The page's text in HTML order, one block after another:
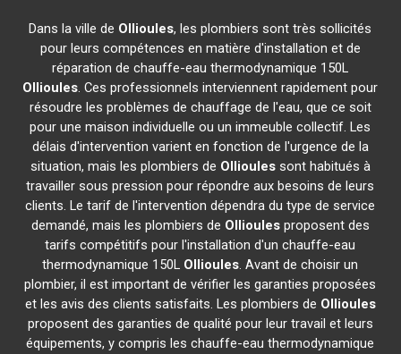
Dans la ville de Ollioules, les plombiers sont très sollicités
pour leurs compétences en matière d'installation et de
réparation de chauffe-eau thermodynamique 150L
Ollioules. Ces professionnels interviennent rapidement pour
résoudre les problèmes de chauffage de l'eau, que ce soit
pour une maison individuelle ou un immeuble collectif. Les
délais d'intervention varient en fonction de l'urgence de la
situation, mais les plombiers de Ollioulessont habitués à
travailler sous pression pour répondre aux besoins de leurs
clients. Le tarif de l'intervention dépendra du type de service
demandé, mais les plombiers de Ollioulesproposent des
tarifs compétitifs pour l'installation d'un chauffe-eau
thermodynamique 150L Ollioules. Avant de choisir un
plombier, il est important de vérifier les garanties proposées
et les avis des clients satisfaits. Les plombiers de Ollioules
proposent des garanties de qualité pour leur travail et leurs
équipements, y compris les chauffe-eau thermodynamique